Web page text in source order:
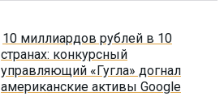
10 миллиардов рублей в 10
странах: конкурсный
управляющий «Гугла» догнал
американские активы Google